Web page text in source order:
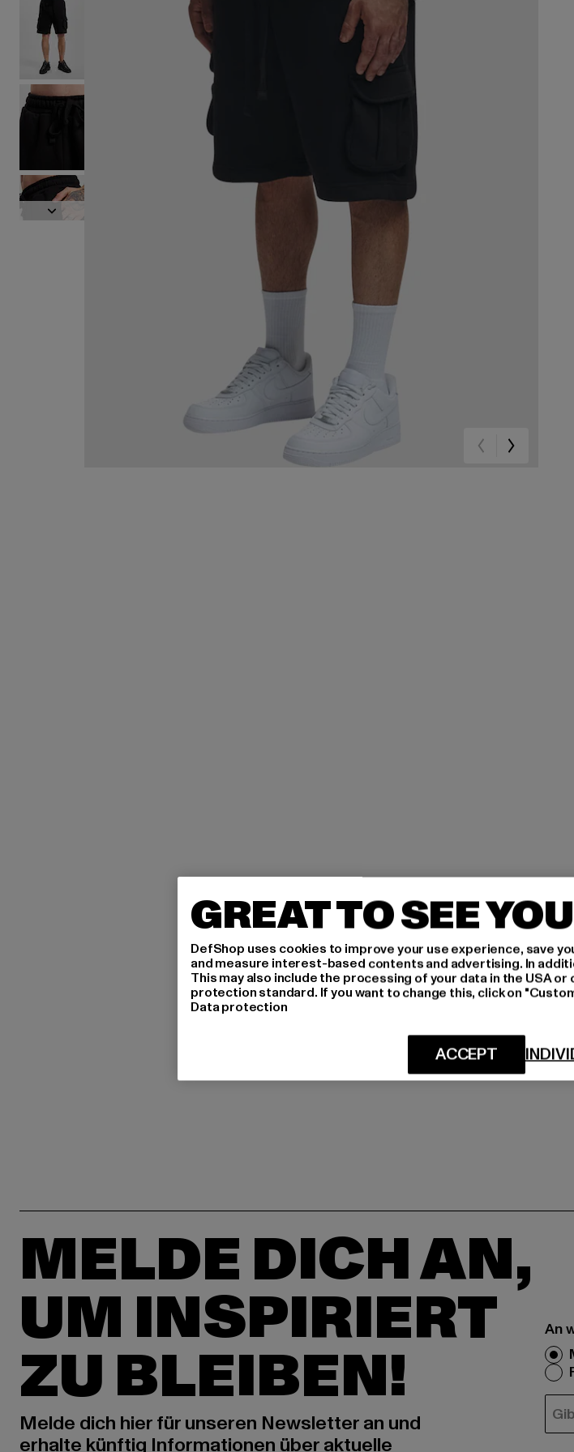
MELDE DICH AN,
UM INSPIRIERT
ZU BLEIBEN!
Melde dich hier für unseren Newsletter an und
erhalte künftig Informationen über aktuelle
An
E-
GREAT TO SEE
DefShop uses cookies to improve your use experience, save
and measure interest-based contents and advertising. In
This may also include the processing of your data in the USA
protection standard. If you want to change this, click on
Data protection
ACCEPT